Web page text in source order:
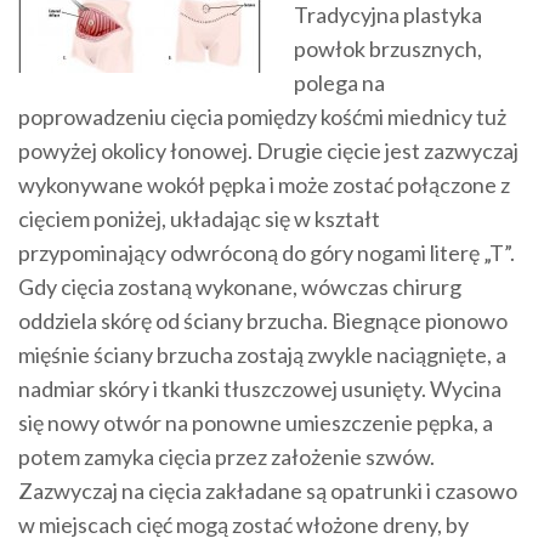
Tradycyjna plastyka
powłok brzusznych,
polega na
poprowadzeniu cięcia pomiędzy kośćmi miednicy tuż
powyżej okolicy łonowej. Drugie cięcie jest zazwyczaj
wykonywane wokół pępka i może zostać połączone z
cięciem poniżej, układając się w kształt
przypominający odwróconą do góry nogami literę „T”.
Gdy cięcia zostaną wykonane, wówczas chirurg
oddziela skórę od ściany brzucha. Biegnące pionowo
mięśnie ściany brzucha zostają zwykle naciągnięte, a
nadmiar skóry i tkanki tłuszczowej usunięty. Wycina
się nowy otwór na ponowne umieszczenie pępka, a
potem zamyka cięcia przez założenie szwów.
Zazwyczaj na cięcia zakładane są opatrunki i czasowo
w miejscach cięć mogą zostać włożone dreny, by